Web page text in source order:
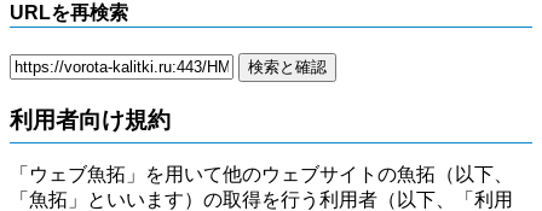
URLを再検索
利用者向け規約
「ウェブ魚拓」を用いて他のウェブサイトの魚拓（以下、
「魚拓」といいます）の取得を行う利用者（以下、「利用